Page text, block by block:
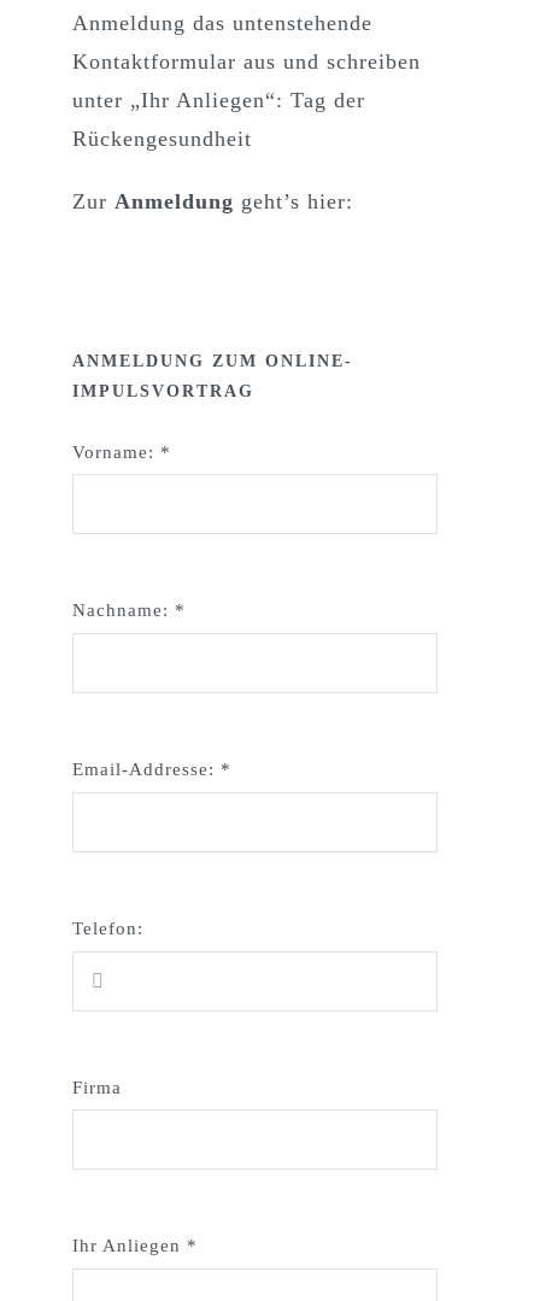
Anmeldung das untenstehende
Kontaktformular aus und schreiben
unter „Ihr Anliegen“: Tag der
Rückengesundheit
Zur Anmeldung geht’s hier:
ANMELDUNG ZUM ONLINE-
IMPULSVORTRAG
Vorname: *
Nachname: *
Email-Addresse: *
Telefon:
Firma
Ihr Anliegen *